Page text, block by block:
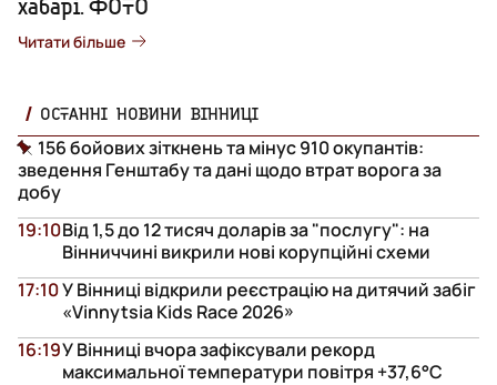
хабарі. ФОТО
Читати більше
ОСТАННІ НОВИНИ ВІННИЦІ
156 бойових зіткнень та мінус 910 окупантів:
зведення Генштабу та дані щодо втрат ворога за
добу
Від 1,5 до 12 тисяч доларів за "послугу": на
Вінниччині викрили нові корупційні схеми
19:10
У Вінниці відкрили реєстрацію на дитячий забіг
«Vinnytsia Kids Race 2026»
17:10
У Вінниці вчора зафіксували рекорд
максимальної температури повітря +37,6°С
16:19